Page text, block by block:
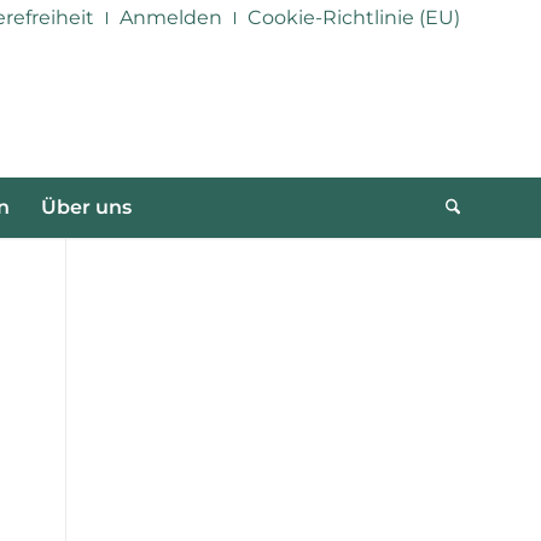
Anmelden Cookie-Richtlinie (EU)
Über uns